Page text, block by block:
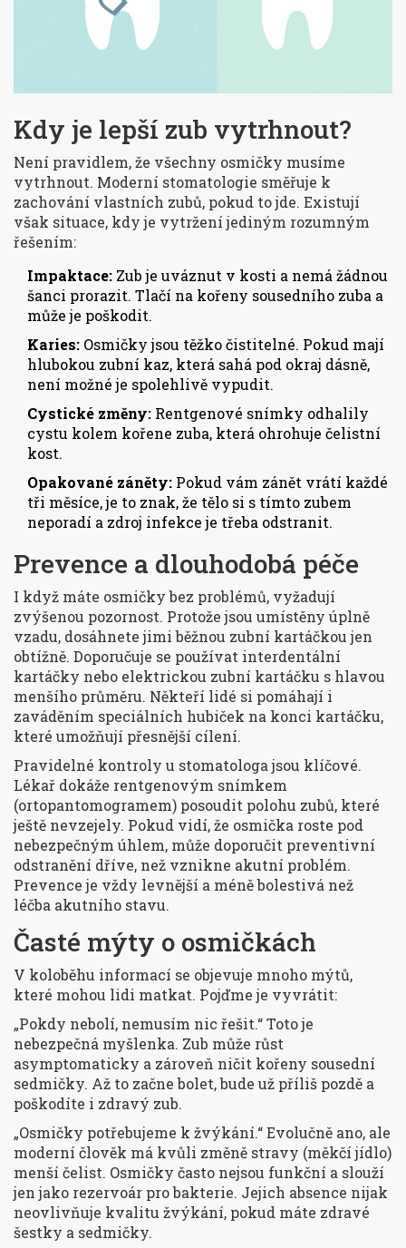
Kdy je lepší zub vytrhnout?
Není pravidlem, že všechny osmičky musíme
vytrhnout. Moderní stomatologie směřuje k
zachování vlastních zubů, pokud to jde. Existují
však situace, kdy je vytržení jediným rozumným
řešením:
Impaktace: Zub je uváznut v kosti a nemá žádnou
šanci prorazit. Tlačí na kořeny sousedního zuba a
může je poškodit.
Karies: Osmičky jsou těžko čistitelné. Pokud mají
hlubokou zubní kaz, která sahá pod okraj dásně,
není možné je spolehlivě vypudit.
Cystické změny: Rentgenové snímky odhalily
cystu kolem kořene zuba, která ohrohuje čelistní
kost.
Opakované záněty: Pokud vám zánět vrátí každé
tři měsíce, je to znak, že tělo si s tímto zubem
neporadí a zdroj infekce je třeba odstranit.
Prevence a dlouhodobá péče
I když máte osmičky bez problémů, vyžadují
zvýšenou pozornost. Protože jsou umístěny úplně
vzadu, dosáhnete jimi běžnou zubní kartáčkou jen
obtížně. Doporučuje se používat interdentální
kartáčky nebo elektrickou zubní kartáčku s hlavou
menšího průměru. Někteří lidé si pomáhají i
zaváděním speciálních hubiček na konci kartáčku,
které umožňují přesnější cílení.
Pravidelné kontroly u stomatologa jsou klíčové.
Lékař dokáže rentgenovým snímkem
(ortopantomogramem) posoudit polohu zubů, které
ještě nevzejely. Pokud vidí, že osmička roste pod
nebezpečným úhlem, může doporučit preventivní
odstranění dříve, než vznikne akutní problém.
Prevence je vždy levnější a méně bolestivá než
léčba akutního stavu.
Časté mýty o osmičkách
V koloběhu informací se objevuje mnoho mýtů,
které mohou lidi matkat. Pojďme je vyvrátit:
„Pokdy nebolí, nemusím nic řešit.“Toto je
nebezpečná myšlenka. Zub může růst
asymptomaticky a zároveň ničit kořeny sousední
sedmičky. Až to začne bolet, bude už příliš pozdě a
poškodíte i zdravý zub.
„Osmičky potřebujeme k žvýkání.“Evolučně ano, ale
moderní člověk má kvůli změně stravy (měkčí jídlo)
menší čelist. Osmičky často nejsou funkční a slouží
jen jako rezervoár pro bakterie. Jejich absence nijak
neovlivňuje kvalitu žvýkání, pokud máte zdravé
šestky a sedmičky.